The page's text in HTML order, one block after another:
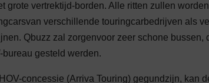
grote vertrektijd-borden. Alle ritten zullen
verschillende touringcarbedrijven als
Qbuzz zal zorgenvoor zeer schone
gesteld werden.
concessie (Arriva Touring) gegundzijn, kan